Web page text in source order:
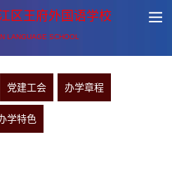
区王府外国语学校
LANGUAGE SCHOOL
党建工会 办学章程
学特色